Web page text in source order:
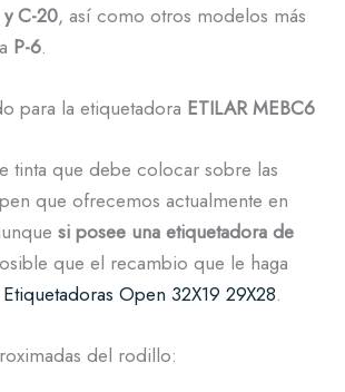
y C-20, así como otros modelos más
P-6.
para la etiquetadora ETILAR MEBC6
tinta que debe colocar sobre las
que ofrecemos actualmente en
si posee una etiquetadora de
que el recambio que le haga
Etiquetadoras Open 32X19 29X28.
del rodillo: